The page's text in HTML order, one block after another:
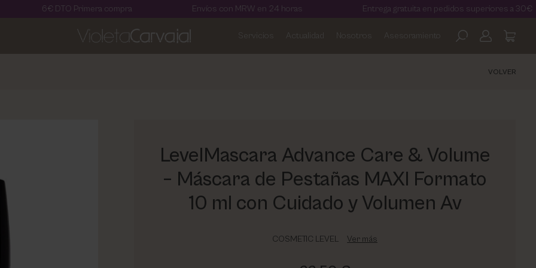
6€ DTO Primera compra Envíos con MRW en 24 horas Entrega gratuita en pedidos superiores a 30€
Servicios Actualidad Nosotros Asesoramiento
VOLVER
LevelMascara Advance Care & Volume
– Máscara de Pestañas MAXI Formato
10 ml con Cuidado y Volumen Av
COSMETIC LEVEL Ver más